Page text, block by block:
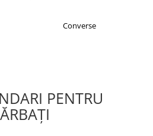
Converse
PENTRU